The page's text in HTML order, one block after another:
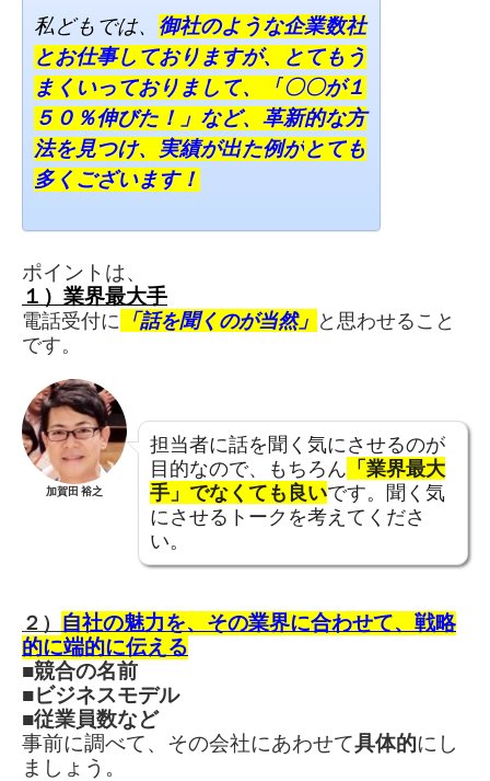
私どもでは、 御社のような企業数社
とお仕事しておりますが、
とてもう
まくいっておりまして、 「〇〇が１
５０％伸びた！」 など、 革新的な方
法を見つけ、 実績が出た例がとても
多くございます！
ポイントは、
１）業界最大手
電話受付に 「話を聞くのが当然」 と思わせること
です。
加賀田 裕之
担当者に話を聞く気にさせるのが
目的なので、もちろん 「業界最大
手」でなくても良いです。聞く気
にさせるトークを考えてくださ
い。
２） 自社の魅力を、 その業界に合わせて、 戦略
的に端的に伝える
■競合の名前
■ビジネスモデル
■従業員数など
事前に調べて、 その会社にあわせて具体的にし
ましょう。